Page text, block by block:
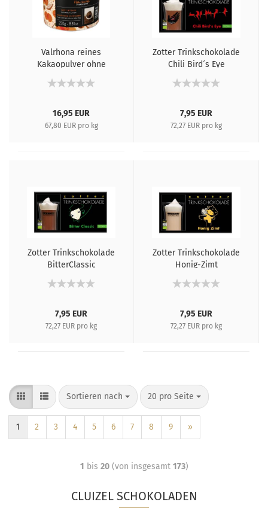
Valrhona reines
Kakaopulver ohne
16,95 EUR
67,80 EUR pro kg
Zotter Trinkschokolade
Chili Bird´s Eye
7,95 EUR
72,27 EUR pro kg
Zotter Trinkschokolade
BitterClassic
7,95 EUR
72,27 EUR pro kg
Zotter Trinkschokolade
Honig-Zimt
7,95 EUR
72,27 EUR pro kg
Sortieren nach 20 pro Seite
1 2 3 4 5 6 7 8 9 »
1 bis 20(von insgesamt 173)
CLUIZEL SCHOKOLADEN